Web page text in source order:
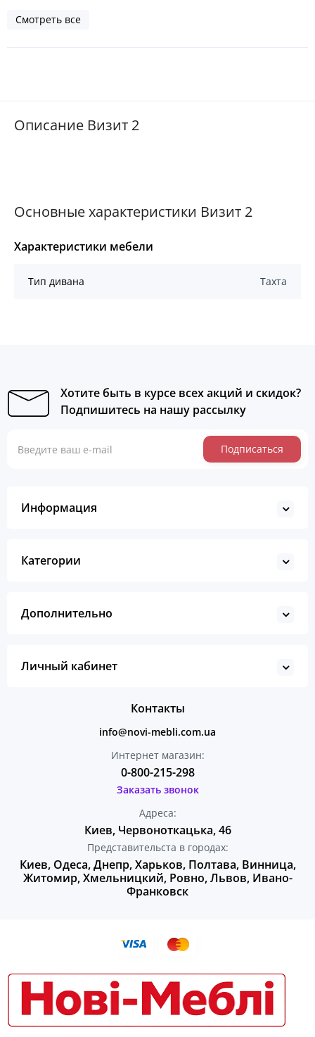
Смотреть все
Описание Визит 2
Основные характеристики Визит 2
Характеристики мебели
Тип дивана Тахта
Хотите быть в курсе всех акций и скидок?
Подпишитесь на нашу рассылку
Подписаться
Информация
Категории
Дополнительно
Личный кабинет
Контакты
info@novi-mebli.com.ua
Интернет магазин:
0-800-215-298
Заказать звонок
Адреса:
Киев, Червоноткацька, 46
Представительста в городах:
Киев, Одеса, Днепр, Харьков, Полтава, Винница,
Житомир, Хмельницкий, Ровно, Львов, Ивано-
Франковск